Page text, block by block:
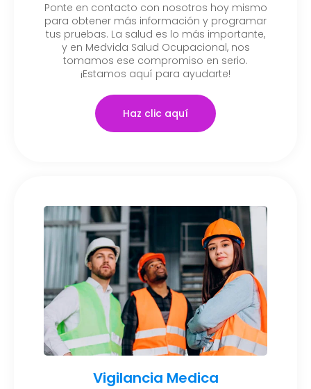
Ponte en contacto con nosotros hoy mismo
para obtener más información y programar
tus pruebas. La salud es lo más importante,
y en Medvida Salud Ocupacional, nos
tomamos ese compromiso en serio.
¡Estamos aquí para ayudarte!
Haz clic aquí
Vigilancia Medica